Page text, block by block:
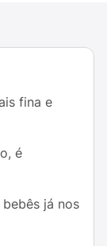
fina e
é
já nos